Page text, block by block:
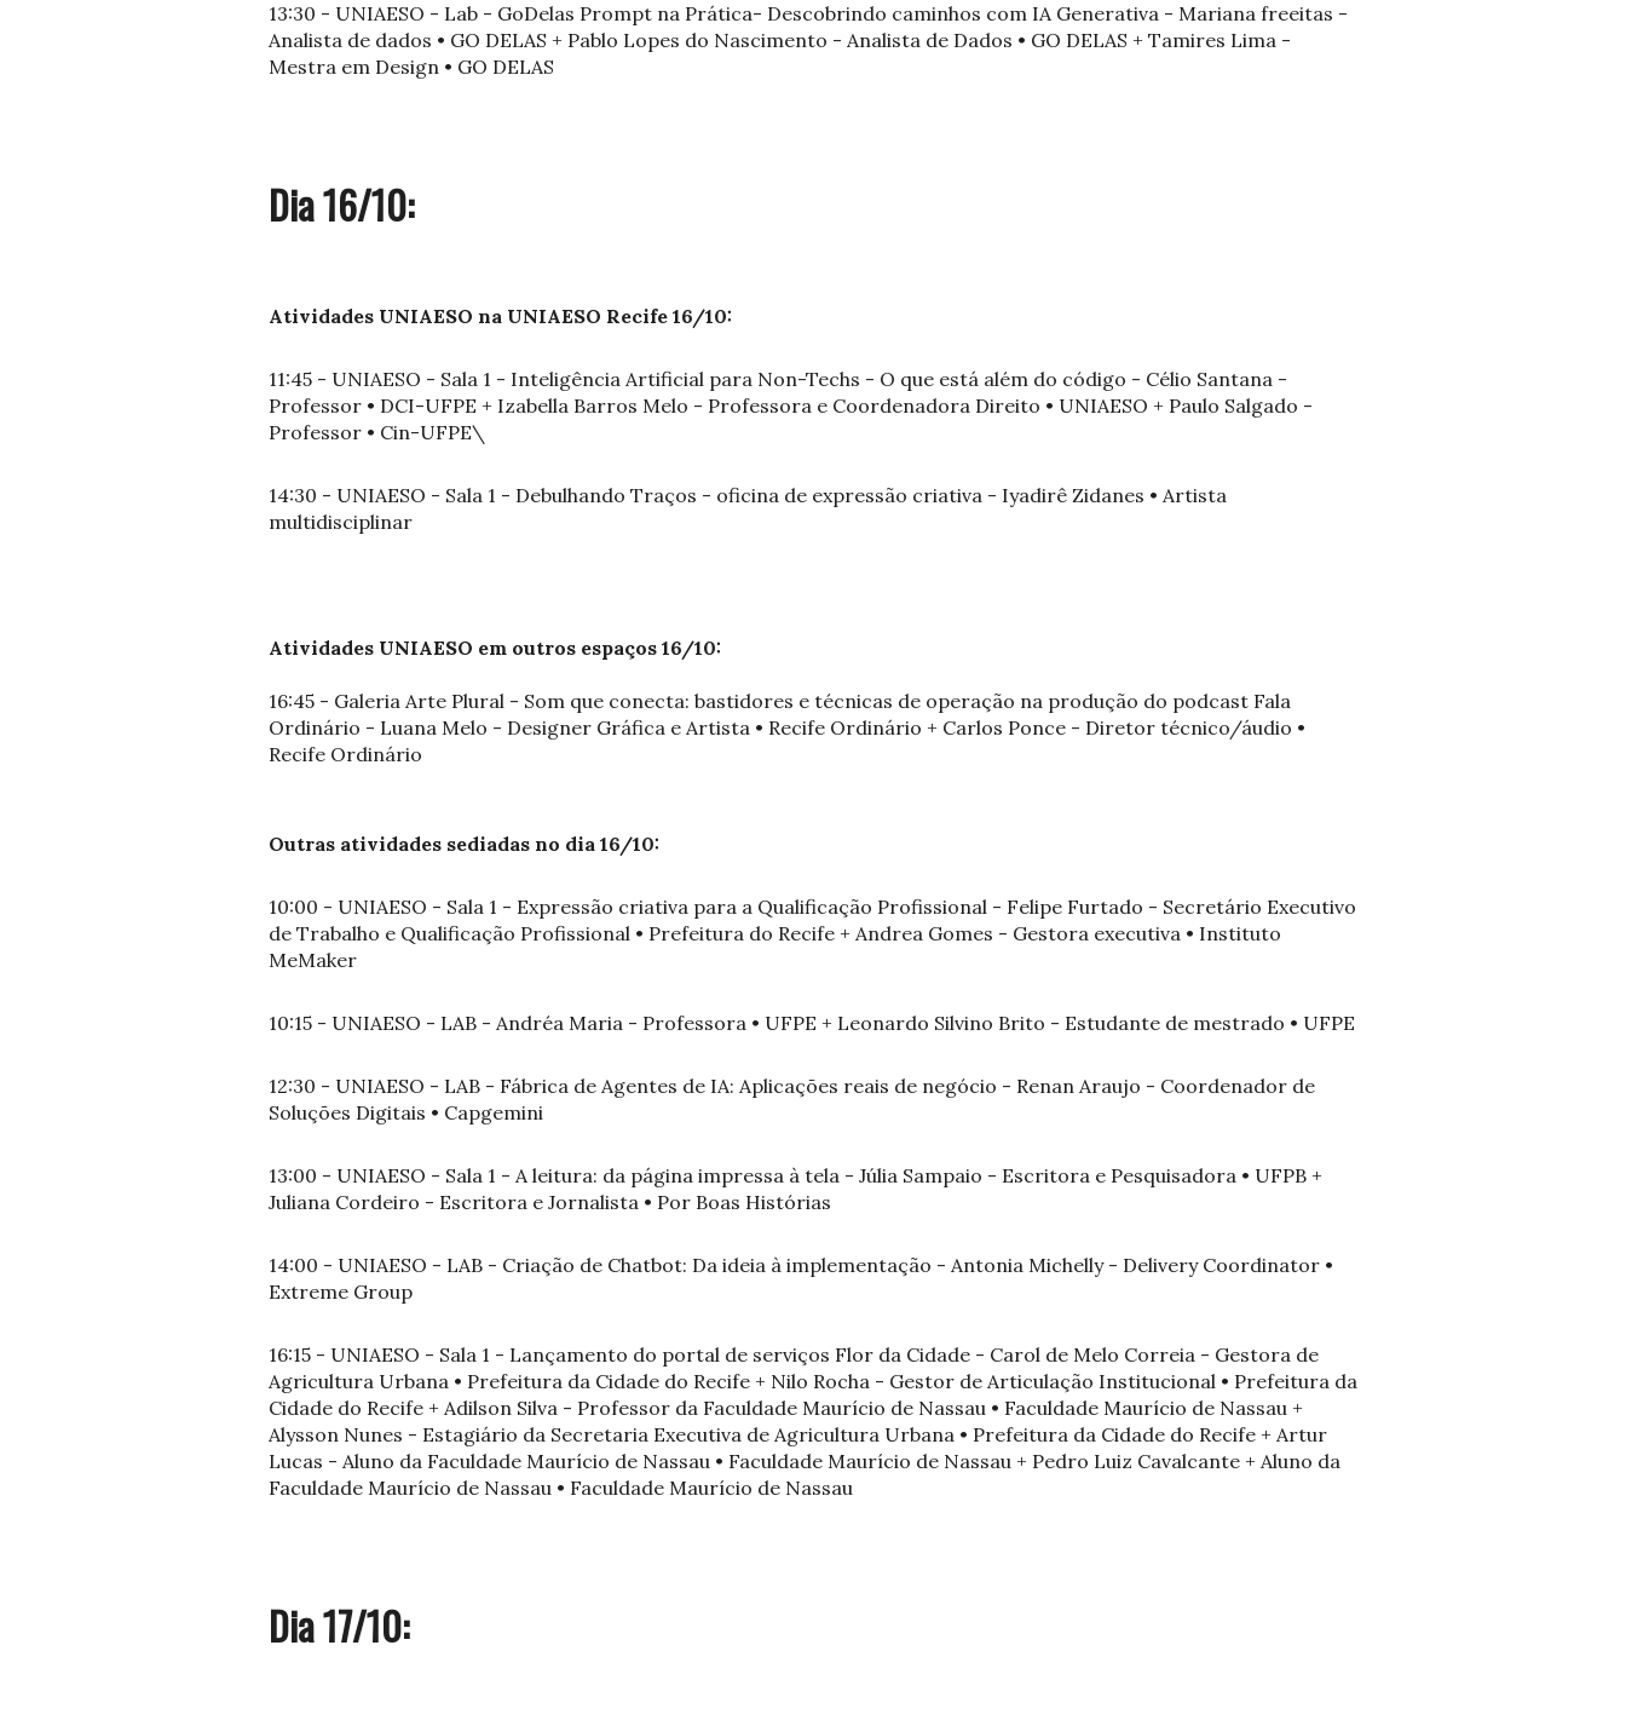
13:30 - UNIAESO - Lab - GoDelas Prompt na Prática- Descobrindo caminhos com IA Generativa - Mariana freeitas -
Analista de dados • GO DELAS + Pablo Lopes do Nascimento - Analista de Dados • GO DELAS + Tamires Lima -
Mestra em Design • GO DELAS
Dia 16/10:
Atividades UNIAESO na UNIAESO Recife 16/10:
11:45 - UNIAESO - Sala 1 - Inteligência Artificial para Non-Techs - O que está além do código - Célio Santana -
Professor • DCI-UFPE + Izabella Barros Melo - Professora e Coordenadora Direito • UNIAESO + Paulo Salgado -
Professor • Cin-UFPE\
14:30 - UNIAESO - Sala 1 - Debulhando Traços - oficina de expressão criativa - Iyadirê Zidanes • Artista
multidisciplinar
Atividades UNIAESO em outros espaços 16/10:
16:45 - Galeria Arte Plural - Som que conecta: bastidores e técnicas de operação na produção do podcast Fala
Ordinário - Luana Melo - Designer Gráfica e Artista • Recife Ordinário + Carlos Ponce - Diretor técnico/áudio •
Recife Ordinário
Outras atividades sediadas no dia 16/10:
10:00 - UNIAESO - Sala 1 - Expressão criativa para a Qualificação Profissional - Felipe Furtado - Secretário Executivo
de Trabalho e Qualificação Profissional • Prefeitura do Recife + Andrea Gomes - Gestora executiva • Instituto
MeMaker
10:15 - UNIAESO - LAB - Andréa Maria - Professora • UFPE + Leonardo Silvino Brito - Estudante de mestrado • UFPE
12:30 - UNIAESO - LAB - Fábrica de Agentes de IA: Aplicações reais de negócio - Renan Araujo - Coordenador de
Soluções Digitais • Capgemini
13:00 - UNIAESO - Sala 1 - A leitura: da página impressa à tela - Júlia Sampaio - Escritora e Pesquisadora • UFPB +
Juliana Cordeiro - Escritora e Jornalista • Por Boas Histórias
14:00 - UNIAESO - LAB - Criação de Chatbot: Da ideia à implementação - Antonia Michelly - Delivery Coordinator •
Extreme Group
16:15 - UNIAESO - Sala 1 - Lançamento do portal de serviços Flor da Cidade - Carol de Melo Correia - Gestora de
Agricultura Urbana • Prefeitura da Cidade do Recife + Nilo Rocha - Gestor de Articulação Institucional • Prefeitura da
Cidade do Recife + Adilson Silva - Professor da Faculdade Maurício de Nassau • Faculdade Maurício de Nassau +
Alysson Nunes - Estagiário da Secretaria Executiva de Agricultura Urbana • Prefeitura da Cidade do Recife + Artur
Lucas - Aluno da Faculdade Maurício de Nassau • Faculdade Maurício de Nassau + Pedro Luiz Cavalcante + Aluno da
Faculdade Maurício de Nassau • Faculdade Maurício de Nassau
Dia 17/10: